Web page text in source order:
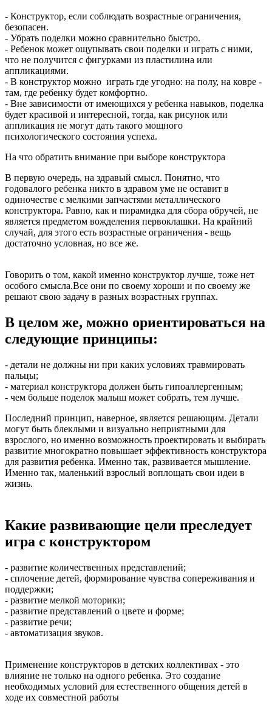
- Конструктор, если соблюдать возрастные ограничения,
безопасен.
- Убрать поделки можно сравнительно быстро.
- Ребенок может ощупывать свои поделки и играть с ними,
что не получится с фигурками из пластилина или
аппликациями.
- В конструктор можно играть где угодно: на полу, на ковре -
там, где ребенку будет комфортно.
- Вне зависимости от имеющихся у ребенка навыков, поделка
будет красивой и интересной, тогда, как рисунок или
аппликация не могут дать такого мощного
психологического состояния успеха.
На что обратить внимание при выборе конструктора
В первую очередь, на здравый смысл. Понятно, что
годовалого ребенка никто в здравом уме не оставит в
одиночестве с мелкими запчастями металлического
конструктора. Равно, как и пирамидка для сбора обручей, не
является предметом вожделения первоклашки. На крайний
случай, для этого есть возрастные ограничения - вещь
достаточно условная, но все же.
Говорить о том, какой именно конструктор лучше, тоже нет
особого смысла.Все они по своему хороши и по своему же
решают свою задачу в разных возрастных группах.
В целом же, можно ориентироваться на
следующие принципы:
- детали не должны ни при каких условиях травмировать
пальцы;
- материал конструктора должен быть гипоаллергенным;
- чем больше поделок малыш может собрать, тем лучше.
Последний принцип, наверное, является решающим. Детали
могут быть блеклыми и визуально неприятными для
взрослого, но именно возможность проектировать и выбирать
развитие многократно повышает эффективность конструктора
для развития ребенка. Именно так, развивается мышление.
Именно так, маленький взрослый воплощать свои идеи в
жизнь.
Какие развивающие цели преследует
игра с конструктором
- развитие количественных представлений;
- сплочение детей, формирование чувства сопереживания и
поддержки;
- развитие мелкой моторики;
- развитие представлений о цвете и форме;
- развитие речи;
- автоматизация звуков.
Применение конструкторов в детских коллективах - это
влияние не только на одного ребенка. Это создание
необходимых условий для естественного общения детей в
ходе их совместной работы